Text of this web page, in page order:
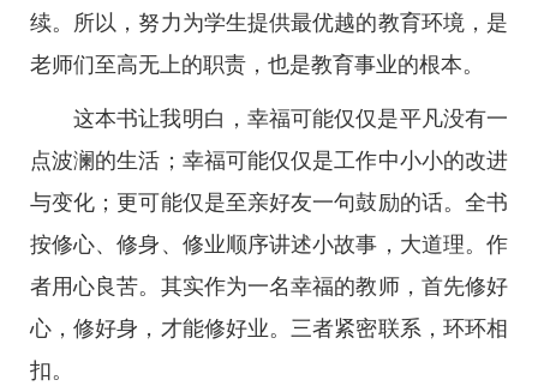
续。所以，努力为学生提供最优越的教育环境，是
老师们至高无上的职责，也是教育事业的根本。
这本书让我明白，幸福可能仅仅是平凡没有一
点波澜的生活；幸福可能仅仅是工作中小小的改进
与变化；更可能仅是至亲好友一句鼓励的话。全书
按修心、修身、修业顺序讲述小故事，大道理。作
者用心良苦。其实作为一名幸福的教师，首先修好
心，修好身，才能修好业。三者紧密联系，环环相
扣。